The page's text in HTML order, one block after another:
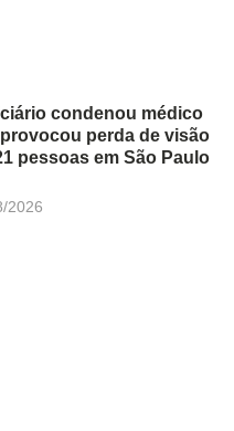
condenou médico
perda de visão
pessoas em São Paulo
2026